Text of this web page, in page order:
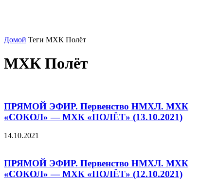
Домой Теги МХК Полёт
МХК Полёт
ПРЯМОЙ ЭФИР. Первенство НМХЛ. МХК
«СОКОЛ» — МХК «ПОЛЁТ» (13.10.2021)
14.10.2021
ПРЯМОЙ ЭФИР. Первенство НМХЛ. МХК
«СОКОЛ» — МХК «ПОЛЁТ» (12.10.2021)